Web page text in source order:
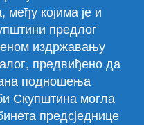
међу којима је и
предлог
издржавању
предвиђено да
подношења
Скупштина могла
предсједнице